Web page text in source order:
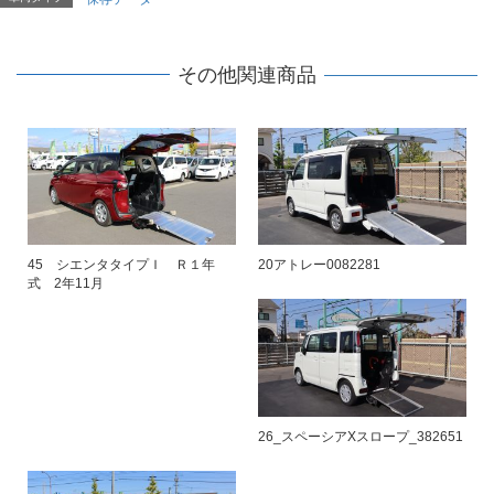
その他関連商品
45 シエンタタイプＩ Ｒ１年
式 2年11月
20アトレー0082281
26_スペーシアXスロープ_382651